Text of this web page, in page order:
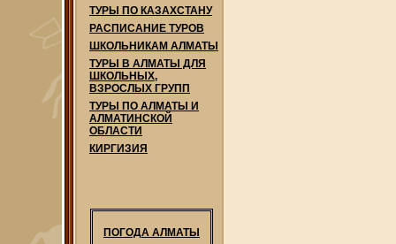
ТУРЫ ПО КАЗАХСТАНУ
РАСПИСАНИЕ ТУРОВ
ШКОЛЬНИКАМ АЛМАТЫ
ТУРЫ В АЛМАТЫ ДЛЯ
ШКОЛЬНЫХ,
ВЗРОСЛЫХ ГРУПП
ТУРЫ ПО АЛМАТЫ И
АЛМАТИНСКОЙ
ОБЛАСТИ
КИРГИЗИЯ
ПОГОДА АЛМАТЫ